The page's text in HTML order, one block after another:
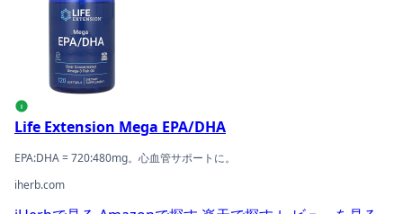
i
Life Extension Mega EPA/DHA
EPA:DHA = 720:480mg。心血管サポートに。
iherb.com